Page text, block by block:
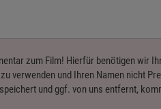
zum Film! Hierfür benötigen wir
verwenden und Ihren Namen nicht
und ggf. von uns entfernt,